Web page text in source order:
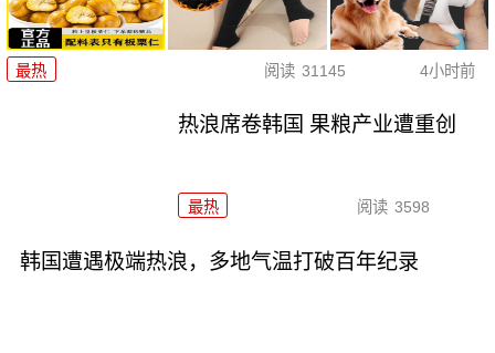
最热 阅读 31145 4小时前
热浪席卷韩国 果粮产业遭重创
最热 阅读 3598
韩国遭遇极端热浪，多地气温打破百年纪录